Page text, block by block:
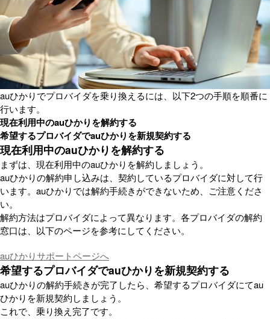
auひかりでプロバイダを乗り換えるには、以下2つの手順を順番に
行います。
現在利用中のauひかりを解約する
希望するプロバイダでauひかりを新規契約する
現在利用中のauひかりを解約する
まずは、現在利用中のauひかりを解約しましょう。
auひかりの解約申し込みは、契約しているプロバイダに対して行
います。auひかりでは解約手続きができないため、ご注意くださ
い。
解約方法はプロバイダによって異なります。各プロバイダの解約
窓口は、以下のページを参考にしてください。
auひかりサポートページへ
希望するプロバイダでauひかりを新規契約する
auひかりの解約手続きが完了したら、希望するプロバイダにてau
ひかりを新規契約しましょう。
これで、乗り換え完了です。